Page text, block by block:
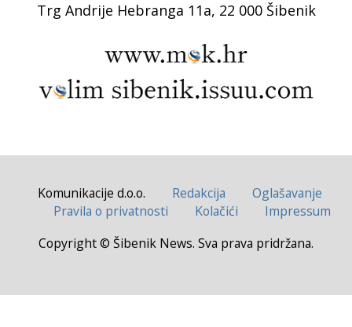
Trg Andrije Hebranga 11a, 22 000 Šibenik
Komunikacije d.o.o. Redakcija
Oglašavanje
Pravila o privatnosti
Kolačići
Impressum
Copyright © Šibenik News. Sva prava pridržana.